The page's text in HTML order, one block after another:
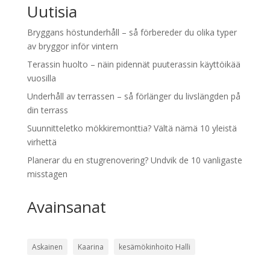
Uutisia
Bryggans höstunderhåll – så förbereder du olika typer
av bryggor inför vintern
Terassin huolto – näin pidennät puuterassin käyttöikää
vuosilla
Underhåll av terrassen – så förlänger du livslängden på
din terrass
Suunnitteletko mökkiremonttia? Vältä nämä 10 yleistä
virhettä
Planerar du en stugrenovering? Undvik de 10 vanligaste
misstagen
Avainsanat
Askainen Kaarina
kesämökinhoito Halli